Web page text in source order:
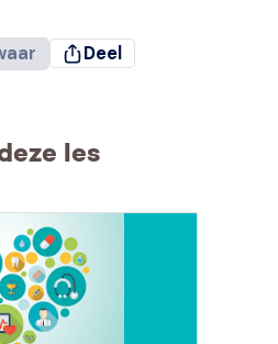
Deel
les